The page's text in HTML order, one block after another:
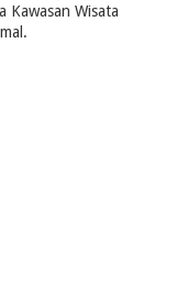
Kawasan Wisata